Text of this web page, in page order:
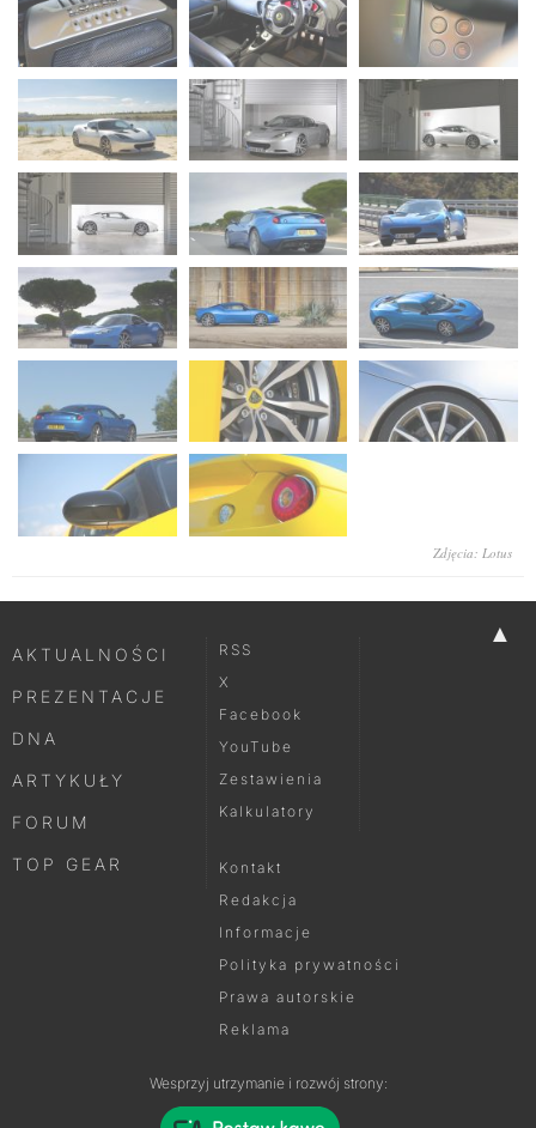
Zdjęcia: Lotus
▲
AKTUALNOŚCI
PREZENTACJE
DNA
ARTYKUŁY
FORUM
TOP GEAR
RSS
X
Facebook
YouTube
Zestawienia
Kalkulatory
Kontakt
Redakcja
Informacje
Polityka prywatności
Prawa autorskie
Reklama
Wesprzyj utrzymanie i rozwój strony: